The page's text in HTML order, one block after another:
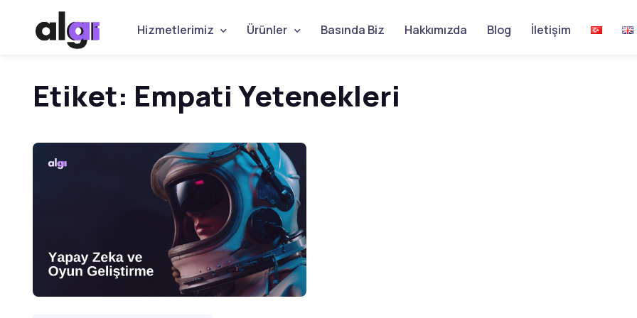
Hizmetlerimiz Ürünler Basında Biz Hakkımızda Blog İletişim
Etiket: Empati Yetenekleri